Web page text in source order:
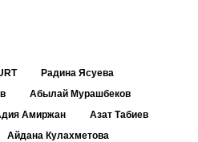
Радина Ясуева
Абылай Мурашбеков
Амиржан
Азат Табиев
Айдана Кулахметова